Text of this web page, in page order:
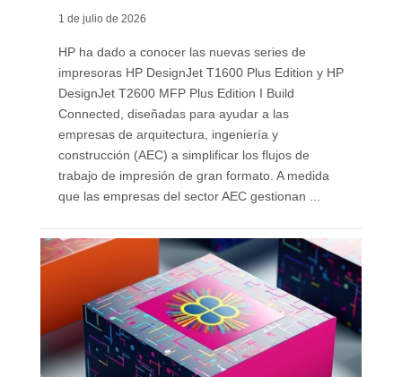
1 de julio de 2026
HP ha dado a conocer las nuevas series de
impresoras HP DesignJet T1600 Plus Edition y HP
DesignJet T2600 MFP Plus Edition I Build
Connected, diseñadas para ayudar a las
empresas de arquitectura, ingeniería y
construcción (AEC) a simplificar los flujos de
trabajo de impresión de gran formato. A medida
que las empresas del sector AEC gestionan ...